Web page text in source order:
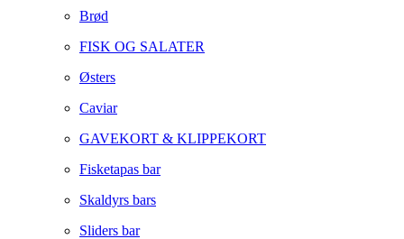
Brød
FISK OG SALATER
Østers
Caviar
GAVEKORT & KLIPPEKORT
Fisketapas bar
Skaldyrs bars
Sliders bar